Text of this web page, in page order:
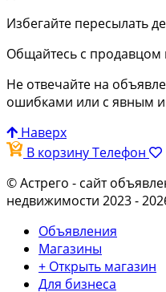
Избегайте пересылать
Общайтесь с продавцом
Не отвечайте на
ошибками или с явным
Наверх
В корзинуТелефон
© Астрего - сайт
недвижимости 2023 -
Объявления
Магазины
+ Открыть магазин
Для бизнеса